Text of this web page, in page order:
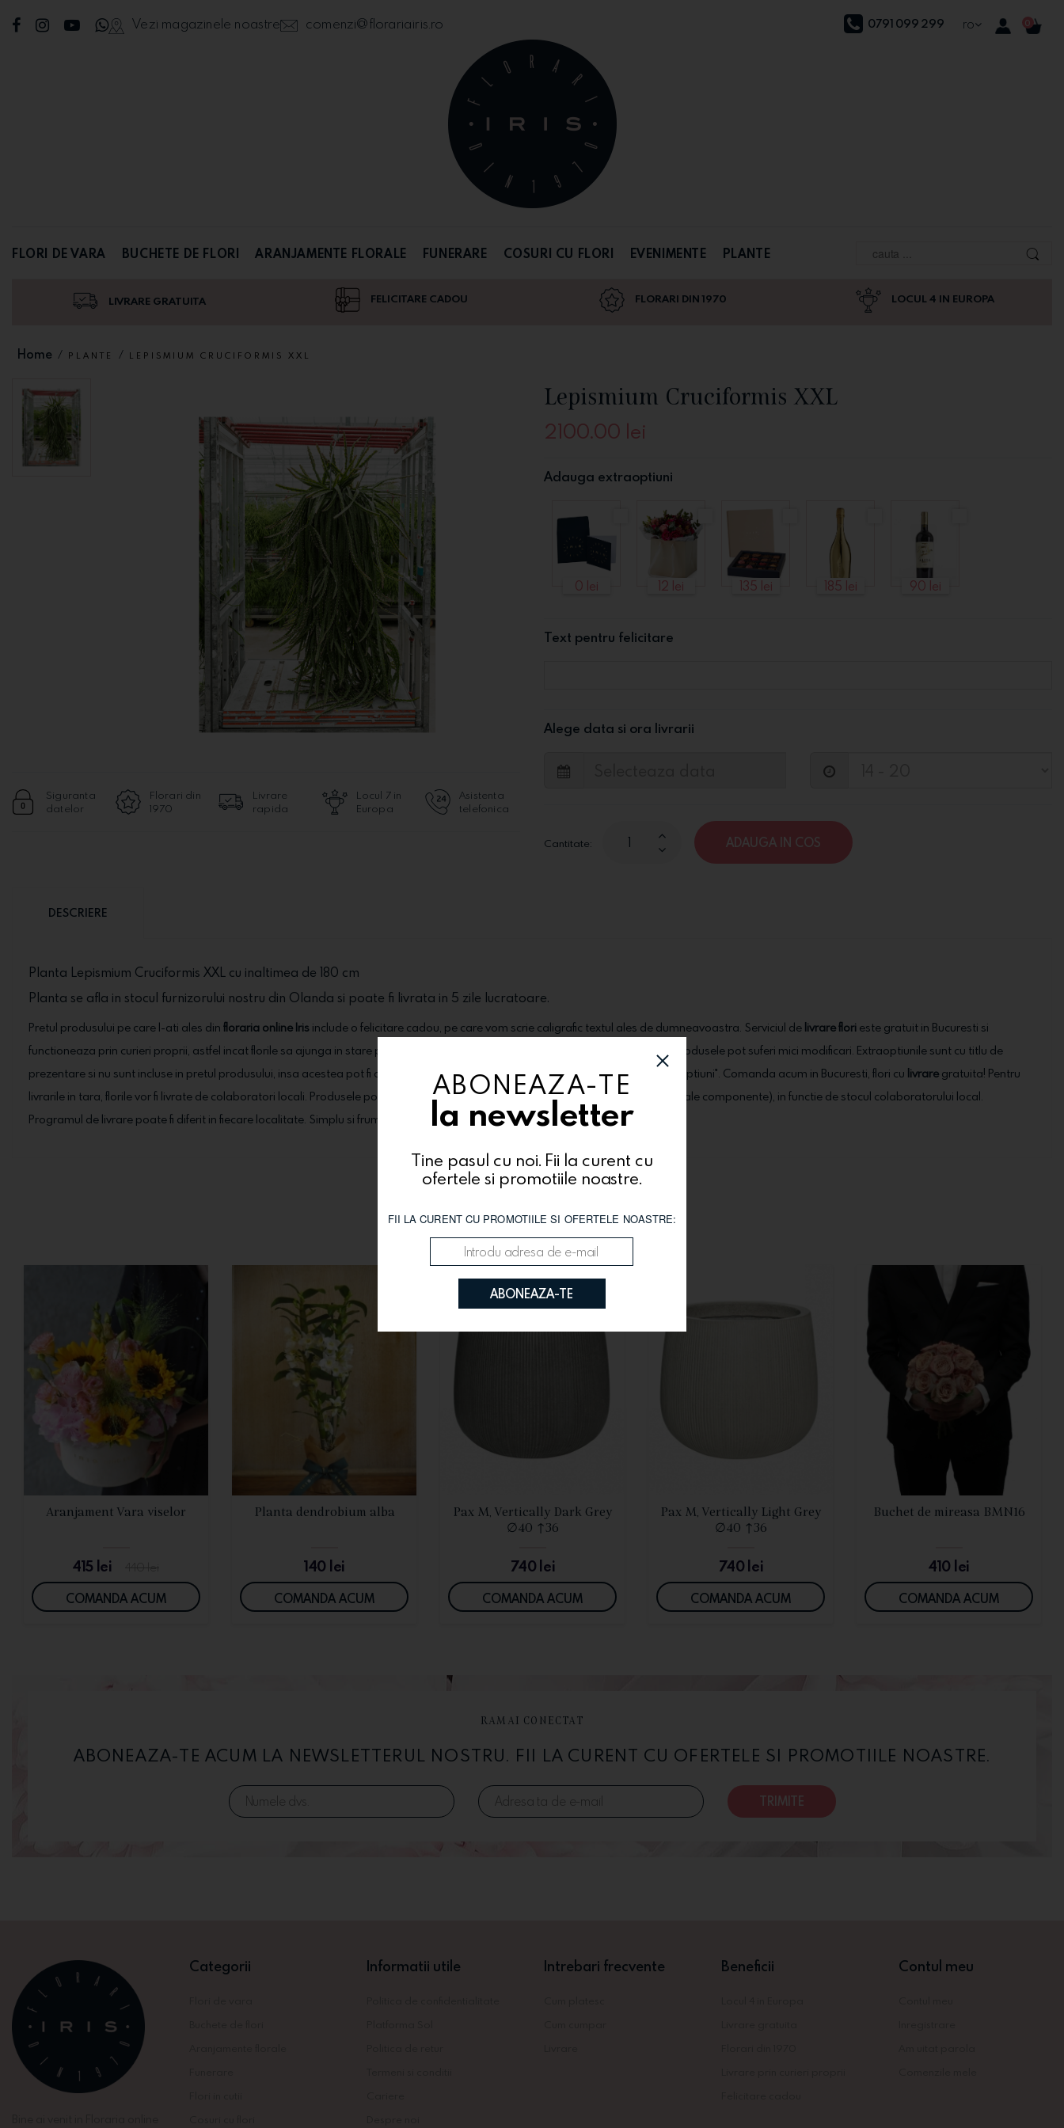
ABONEAZA-TE
la newsletter
Tine pasul cu noi. Fii la curent cu
ofertele si promotiile noastre.
FII LA CURENT CU PROMOTIILE SI OFERTELE NOASTRE:
ABONEAZA-TE
Vezi magazinele noastre comenzi@florariairis.ro 0791 099 299 ro 0
FLORI DE VARA BUCHETE DE FLORI ARANJAMENTE FLORALE FUNERARE COSURI CU FLORI EVENIMENTE PLANTE
LIVRARE GRATUITA FELICITARE CADOU FLORARI DIN 1970 LOCUL 4 IN EUROPA
Home / PLANTE / LEPISMIUM CRUCIFORMIS XXL
Siguranta
datelor
Florari din
1970
Livrare
rapida
Locul 7 in
Europa
Asistenta
telefonica
Lepismium Cruciformis XXL
2100.00 lei
Adauga extraoptiuni
0 lei 12 lei 135 lei 185 lei 90 lei
Text pentru felicitare
Alege data si ora livrarii
Cantitate: ADAUGA IN COS
DESCRIERE
Planta Lepismium Cruciformis XXL cu inaltimea de 180 cm
Planta se afla in stocul furnizorului nostru din Olanda si poate fi livrata in 5 zile lucratoare.
Pretul produsului pe care l-ati ales din floraria online Iris include o felicitare cadou, pe care vom scrie caligrafic textul ales de dumneavoastra. Serviciul de livrare flori este gratuit in Bucuresti si
functioneaza prin curieri proprii, astfel incat florile sa ajunga in stare perfecta la destinatarul ales. In functie de stoc si de sezon, produsele pot suferi mici modificari. Extraoptiunile sunt cu titlu de
prezentare si nu sunt incluse in pretul produsului, insa acestea pot fi comandate alaturi de produsele dorite, din categoria "Extraoptiuni". Comanda acum in Bucuresti, flori cu livrare gratuita! Pentru
livrarile in tara, florile vor fi livrate de colaboratori locali. Produsele pot suferi modificari (tipul florilor, cutiile, ambalajele, alte materiale componente), in functie de stocul colaboratorului local.
Programul de livrare poate fi diferit in fiecare localitate. Simplu si frumos!
Te-ar putea interesa si
VEZI DETALII
Aranjament Vara viselor
415 lei
COMANDA ACUM
VEZI DETALII
Planta dendrobium alba
140 lei
COMANDA ACUM
VEZI DETALII
Pax M, Vertically Dark Grey
∅40 ↑36
740 lei
COMANDA ACUM
VEZI DETALII
Pax M, Vertically Light Grey
∅40 ↑36
740 lei
COMANDA ACUM
VEZI DETALII
Buchet de mireasa BMN16
410 lei
COMANDA ACUM
RAMAI CONECTAT
ABONEAZA-TE ACUM LA NEWSLETTERUL NOSTRU. FII LA CURENT CU OFERTELE SI PROMOTIILE NOASTRE.
TRIMITE
Categorii Informatii utile Intrebari frecvente Beneficii Contul meu